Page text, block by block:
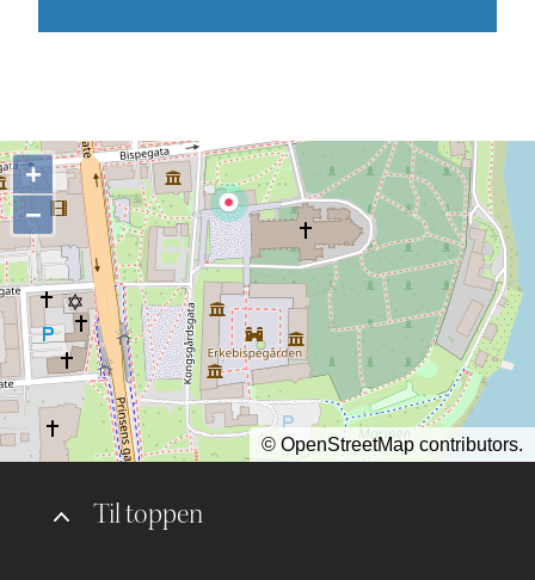
Til toppen
+
−
© OpenStreetMap contributors.